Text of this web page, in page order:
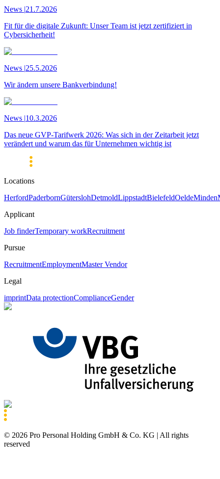
News |21.7.2026
Fit für die digitale Zukunft: Unser Team ist jetzt zertifiziert in
Cybersicherheit!
News |25.5.2026
Wir ändern unsere Bankverbindung!
News |10.3.2026
Das neue GVP-Tarifwerk 2026: Was sich in der Zeitarbeit jetzt
verändert und warum das für Unternehmen wichtig ist
Locations
HerfordPaderbornGüterslohDetmoldLippstadtBielefeldOeldeMinden
Applicant
Job finderTemporary workRecruitment
Pursue
RecruitmentEmploymentMaster Vendor
Legal
imprintData protectionComplianceGender
© 2026 Pro Personal Holding GmbH & Co. KG | All rights
reserved